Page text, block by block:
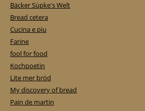
Bäcker Süpke's Welt
Bread cetera
Cucina e piu
Farine
fool for food
Kochpoetin
Lite mer bröd
My discovery of bread
Pain de martin